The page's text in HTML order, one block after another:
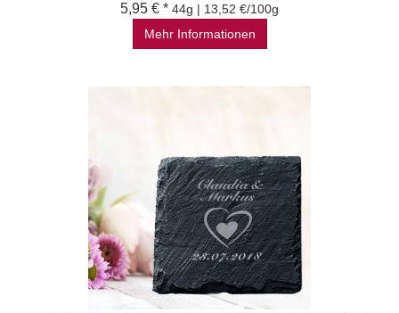
5,95 € * 44g | 13,52 €/100g
Mehr Informationen